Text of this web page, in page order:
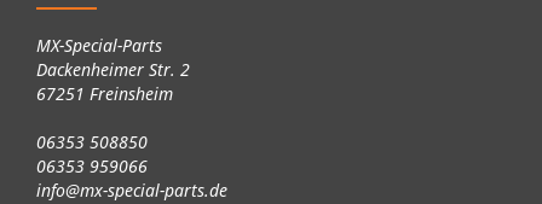
MX-Special-Parts
Dackenheimer Str. 2
67251 Freinsheim
06353 508850
06353 959066
info@mx-special-parts.de